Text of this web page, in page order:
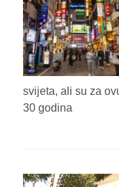
svijeta, ali su za
30 godina